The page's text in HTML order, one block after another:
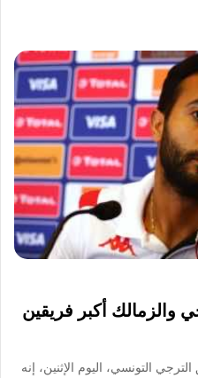
والزمالك أكبر فريقين
التونسي، اليوم الإثنين، إنه